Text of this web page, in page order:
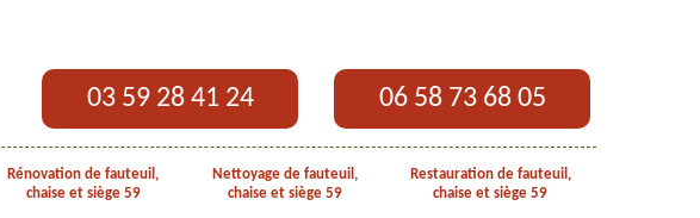
03 59 28 41 24 06 58 73 68 05
Rénovation de fauteuil,
chaise et siège 59
Nettoyage de fauteuil,
chaise et siège 59
Restauration de fauteuil,
chaise et siège 59